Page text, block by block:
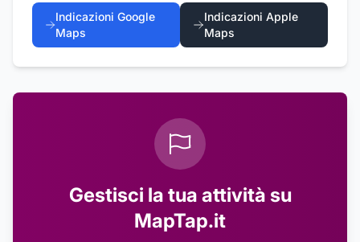
Indicazioni Google
Maps
Indicazioni Apple
Maps
Gestisci la tua attività su
MapTap.it